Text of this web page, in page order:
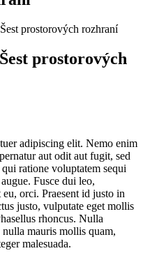
Šest prostorových rozhraní
prostorových
adipiscing elit. Nemo enim
aut odit aut fugit, sed
ratione voluptatem sequi
Fusce dui leo,
orci. Praesent id justo in
justo, vulputate eget mollis
rhoncus. Nulla
nulla mauris mollis quam,
malesuada.